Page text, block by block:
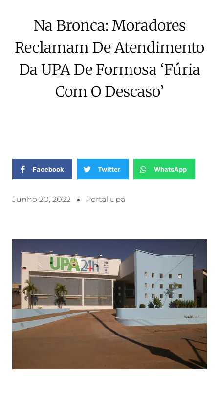
Na Bronca: Moradores
Reclamam De Atendimento
Da UPA De Formosa ‘fúria
Com O Descaso’
Facebook Twitter WhatsApp
Junho 20, 2022 Portallupa